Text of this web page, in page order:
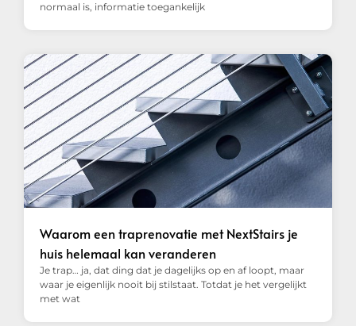
normaal is, informatie toegankelijk
Waarom een traprenovatie met NextStairs je
huis helemaal kan veranderen
Je trap… ja, dat ding dat je dagelijks op en af loopt, maar
waar je eigenlijk nooit bij stilstaat. Totdat je het vergelijkt
met wat